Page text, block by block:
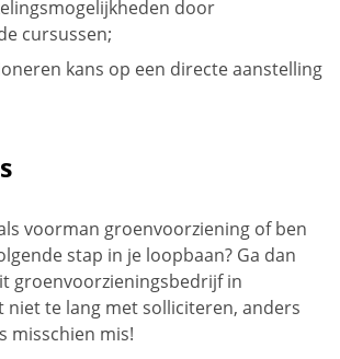
door
cursussen;
kans op een directe aanstelling
voorman groenvoorziening of ben
stap in je loopbaan? Ga dan
groenvoorzieningsbedrijf in
niet te lang met solliciteren, anders
misschien mis!